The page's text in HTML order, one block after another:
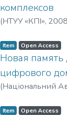
комплексов
(НТУУ «КПІ», 2008
Item Open Access
Новая память
цифрового
(Національний
Item Open Access